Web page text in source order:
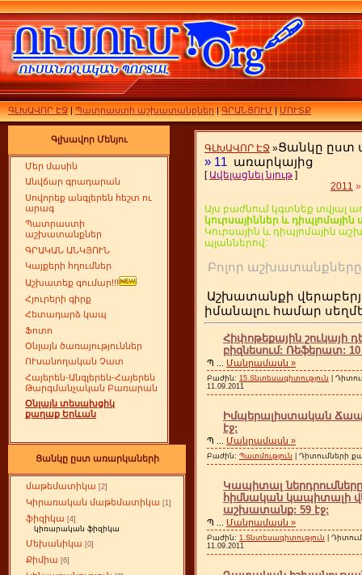
ԳԼԽԱՎՈՐ ԷՋ|Պատրաստի աշխատանքներ|ԳՐԱՆՑՈՒՄ|ՄՈՒՏՔ
Գլխավոր Մենյու
Մեր մասին
Անվճար գրադարան
Սովորեք անգլերեն հեշտ ու
արագ
Պատրաստի
աշխատանքներ
ԳՐԱԿԱՆ ԱՆԿՅՈՒՆ
Կայքերի հղումներ
Աշխատեք գումար!!!
Հյուրերի գիրք
Հետադարձ կապ
Ֆոտո
Օնլայն ծառայություններ
ՈՒսանողական Չատ
Հայերեն-Անգլերեն-Հայերեն
Թարգմանչական Բառարան
Օնլայն տեսախցիկ
քաղաք Երևան
Ցանկը ըստ առարկաների
մաթեմատիկա [2]
Կիրառական մաթեմատիկա [1]
ֆիզիկա [4]
կիռարական ֆիզիկա
Մեխանիկա [0]
Քիմիա [6]
ԳԼԽԱՎՈՐ ԷՋ »Ցանկը ըստ
» 11 առարկայից
[ Ավելացնել նյութ ]
2011 »
Այս բաժնում կգտնեք տվյալ
կուրսայիններ և
Կուրսային և դիպլոմային
պլաններով:
Բոլոր
Աշխատանքի
իմանալու համար
Հիփոթեքային շուկայի
բիզնեսում: Ռեֆերատ: 10
Պ Մանրամասն »
Բաժին: 15.Տնտեսագիտություն |
11.09.2011
Իմպերալիստական
էջ:
Պ Մանրամասն »
Բաժին: Պատմություն | Դիտումների
Կապիտալ
հիմնական կապիտալի
աշխատանք: 59 էջ:
Պ Մանրամասն »
Բաժին: 1.Տնտեսագիտություն |
11.09.2011